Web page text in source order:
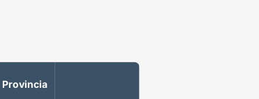
Provincia